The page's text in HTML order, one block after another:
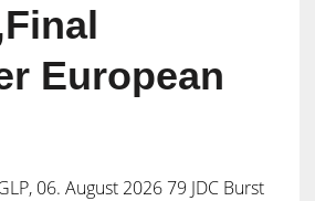
European
06. August 2026 79 JDC Burst